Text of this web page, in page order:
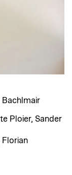
Bachlmair
Ploier, Sander
Florian